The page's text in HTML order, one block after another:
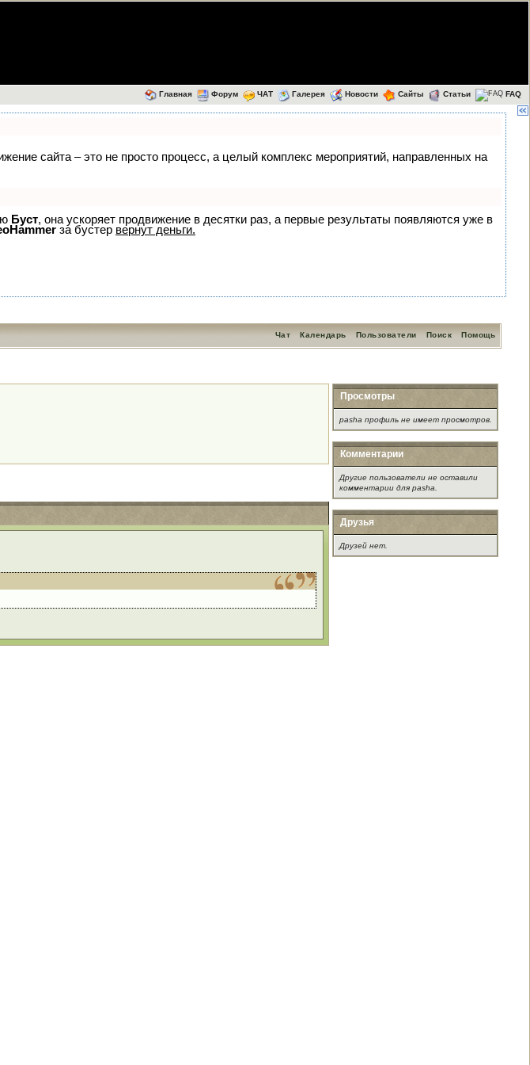
Главная Форум ЧАТ Галерея Новости Сайты Статьи FAQ
сайта – это не просто процесс, а целый комплекс мероприятий, направленных на
Буст, она ускоряет продвижение в десятки раз, а первые результаты появляются уже в
за бустер вернут деньги.
Помощь
Поиск
Пользователи
Календарь
Чат
Просмотры
pasha профиль не имеет просмотров.
Комментарии
Другие пользователи не оставили
комментарии для pasha.
Друзья
Друзей нет.